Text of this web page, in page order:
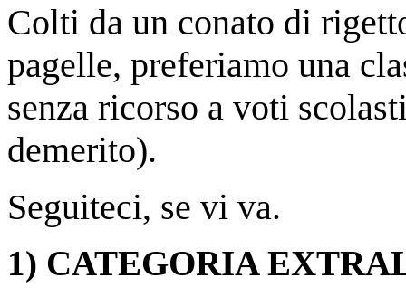
Colti da un conato di
pagelle, preferiamo una
senza ricorso a voti
demerito).
Seguiteci, se vi va.
1) CATEGORIA